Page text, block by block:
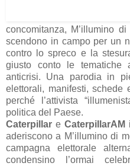
concomitanza, M’illumino
scendono in campo per un
contro lo spreco e la
giusto conto le tematiche
anticrisi. Una parodia in
elettorali, manifesti, schede
perché l’attivista
politica del Paese.
Caterpillar e CaterpillarAM
aderiscono a M’illumino di
campagna elettorale
condensino l’ormai